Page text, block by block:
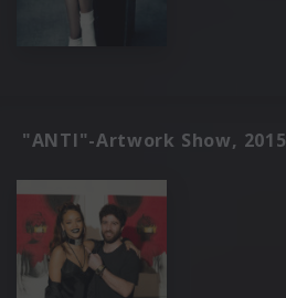
"ANTI"-Artwork Show, 2015